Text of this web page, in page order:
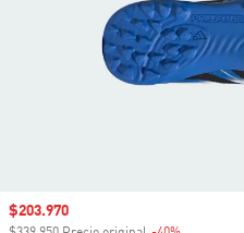
Precio de venta
$203.970